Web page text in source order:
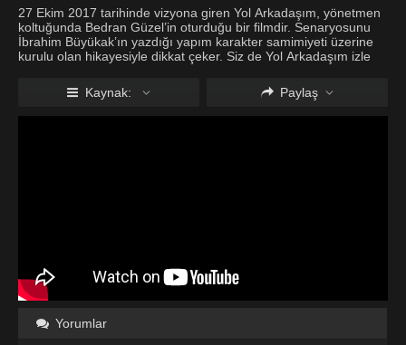
27 Ekim 2017 tarihinde vizyona giren Yol Arkadaşım, yönetmen
koltuğunda Bedran Güzel’in oturduğu bir filmdir. Senaryosunu
İbrahim Büyükak’ın yazdığı yapım karakter samimiyeti üzerine
kurulu olan hikayesiyle dikkat çeker. Siz de Yol Arkadaşım izle
Daha fazla göster
Kaynak: Paylaş
Yorumlar